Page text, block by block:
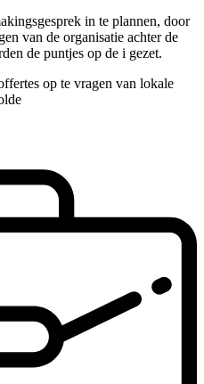
in te plannen, door
van de organisatie achter de
de puntjes op de i gezet.
op te vragen van lokale